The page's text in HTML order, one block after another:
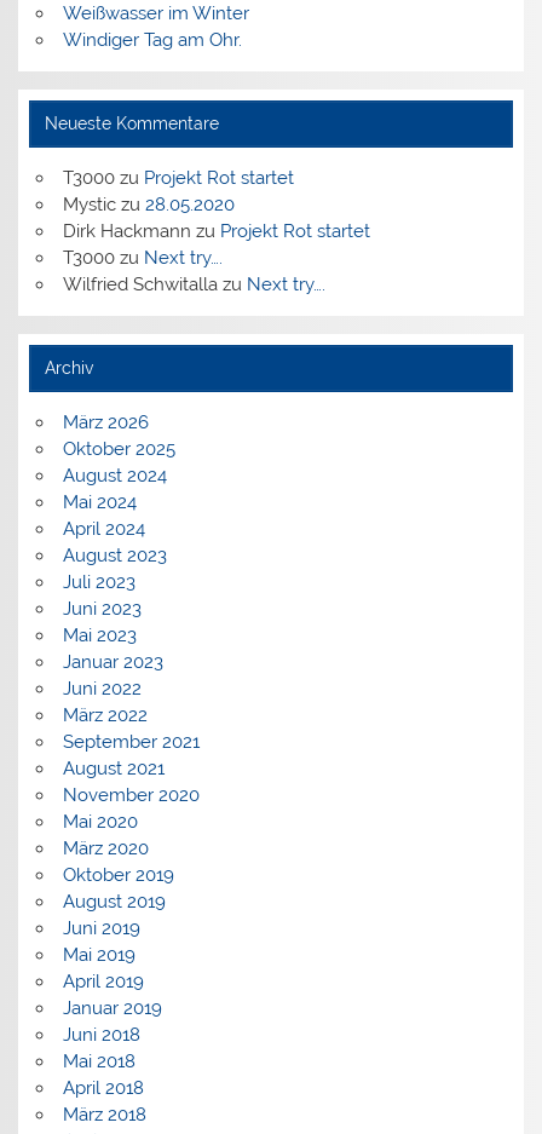
Weißwasser im Winter
Windiger Tag am Ohr.
Neueste Kommentare
T3000zu Projekt Rot startet
Mysticzu 28.05.2020
Dirk Hackmann zu Projekt Rot startet
T3000zu Next try….
Wilfried Schwitallazu Next try….
Archiv
März 2026
Oktober 2025
August 2024
Mai 2024
April 2024
August 2023
Juli 2023
Juni 2023
Mai 2023
Januar 2023
Juni 2022
März 2022
September 2021
August 2021
November 2020
Mai 2020
März 2020
Oktober 2019
August 2019
Juni 2019
Mai 2019
April 2019
Januar 2019
Juni 2018
Mai 2018
April 2018
März 2018